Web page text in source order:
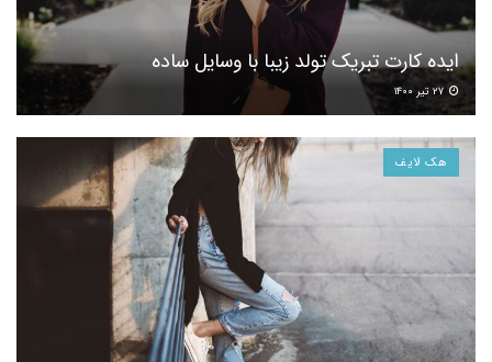
ایده کارت تبریک تولد زیبا با وسایل ساده
هک لایف